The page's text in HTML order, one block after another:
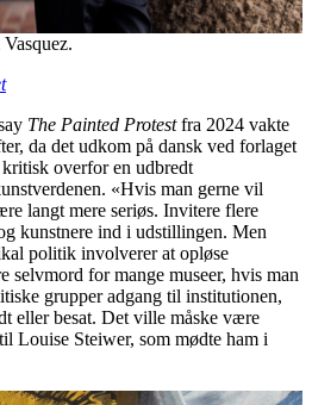
The Painted Protestfra 2024 vakte
da det udkom på dansk ved forlaget
overfor en udbredt
«Hvis man gerne vil
langt mere seriøs. Invitere flere
kunstnere ind i udstillingen. Men
politik involverer at opløse
for mange museer, hvis man
grupper adgang til institutionen,
eller besat. Det ville måske være
Louise Steiwer, som mødte ham i